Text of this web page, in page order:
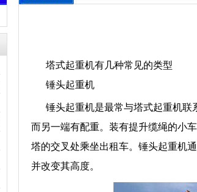
塔式起重机有几种常见的类型
锤头起重机
锤头起重机是最常与塔式起重机联
而另一端有配重。装有提升缆绳的小
塔的交叉处乘坐出租车。锤头起重机
并改变其高度。